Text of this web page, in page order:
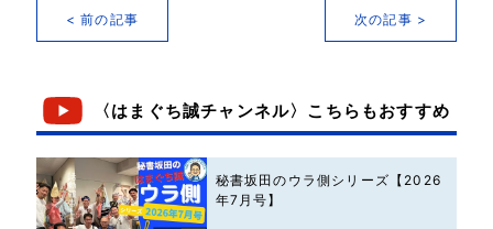
< 前の記事 次の記事 >
〈はまぐち誠チャンネル〉こちらもおすすめ
秘書坂田のウラ側シリーズ【2026
年7月号】